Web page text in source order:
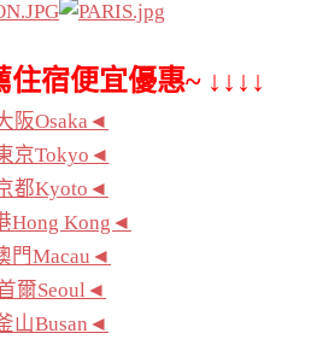
住宿便宜優惠~ ↓↓↓↓
阪Osaka◄
京Tokyo◄
都Kyoto◄
Hong Kong◄
門Macau◄
爾Seoul◄
山Busan◄